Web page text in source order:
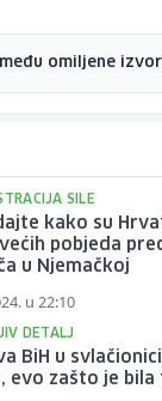
omiljene
SILE
kako su
pobjeda
u Njemačkoj
u 22:10
DETALJ
BiH u
evo zašto je bila